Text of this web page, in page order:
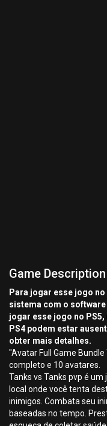
Game
Para jogar esse jogo
sistema com o
jogar esse jogo no
PS4 podem estar
obter mais detalhes.
"Avatar Full Game
completo e 10 avatares.
Tanks vs Tanks pvp é
local onde você tenta
inimigos. Combata seu
baseadas no tempo.